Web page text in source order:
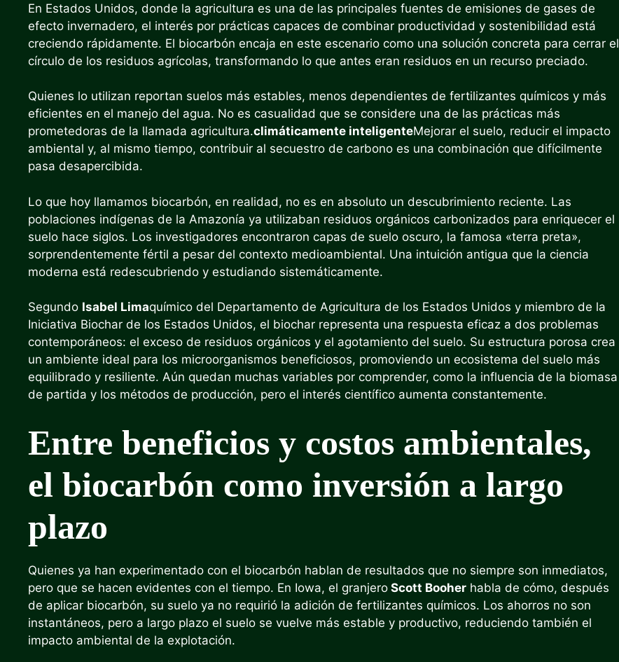
En Estados Unidos, donde la agricultura es una de las principales fuentes de emisiones de gases de
efecto invernadero, el interés por prácticas capaces de combinar productividad y sostenibilidad está
creciendo rápidamente. El biocarbón encaja en este escenario como una solución concreta para cerrar el
círculo de los residuos agrícolas, transformando lo que antes eran residuos en un recurso preciado.
Quienes lo utilizan reportan suelos más estables, menos dependientes de fertilizantes químicos y más
eficientes en el manejo del agua. No es casualidad que se considere una de las prácticas más
prometedoras de la llamada agricultura.climáticamente inteligenteMejorar el suelo, reducir el impacto
ambiental y, al mismo tiempo, contribuir al secuestro de carbono es una combinación que difícilmente
pasa desapercibida.
Lo que hoy llamamos biocarbón, en realidad, no es en absoluto un descubrimiento reciente. Las
poblaciones indígenas de la Amazonía ya utilizaban residuos orgánicos carbonizados para enriquecer el
suelo hace siglos. Los investigadores encontraron capas de suelo oscuro, la famosa «terra preta»,
sorprendentemente fértil a pesar del contexto medioambiental. Una intuición antigua que la ciencia
moderna está redescubriendo y estudiando sistemáticamente.
Segundo Isabel Limaquímico del Departamento de Agricultura de los Estados Unidos y miembro de la
Iniciativa Biochar de los Estados Unidos, el biochar representa una respuesta eficaz a dos problemas
contemporáneos: el exceso de residuos orgánicos y el agotamiento del suelo. Su estructura porosa crea
un ambiente ideal para los microorganismos beneficiosos, promoviendo un ecosistema del suelo más
equilibrado y resiliente. Aún quedan muchas variables por comprender, como la influencia de la biomasa
de partida y los métodos de producción, pero el interés científico aumenta constantemente.
Entre beneficios y costos ambientales,
el biocarbón como inversión a largo
plazo
Quienes ya han experimentado con el biocarbón hablan de resultados que no siempre son inmediatos,
pero que se hacen evidentes con el tiempo. En Iowa, el granjero Scott Booher habla de cómo, después
de aplicar biocarbón, su suelo ya no requirió la adición de fertilizantes químicos. Los ahorros no son
instantáneos, pero a largo plazo el suelo se vuelve más estable y productivo, reduciendo también el
impacto ambiental de la explotación.